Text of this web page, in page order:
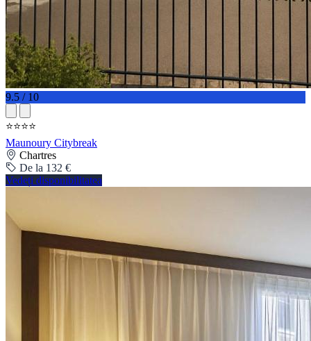
9.5 / 10
⭐⭐⭐⭐
Maunoury Citybreak
Chartres
De la 132 €
Vedeți disponibilitatea